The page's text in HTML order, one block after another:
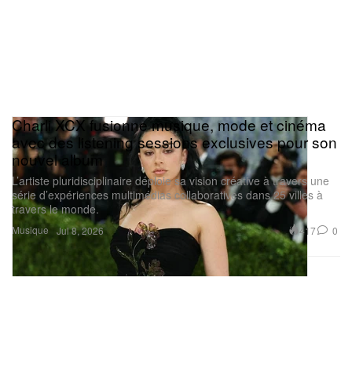
Musique
Charli XCX fusionne musique, mode et cinéma
avec des listening sessions exclusives pour son
nouvel album
L’artiste pluridisciplinaire déploie sa vision créative à travers une
série d’expériences multimédias collaboratives dans 25 villes à
travers le monde.
Jul 8, 2026 417 0